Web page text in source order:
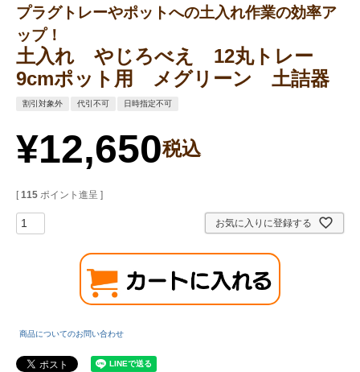
プラグトレーやポットへの土入れ作業の効率ア
ップ！
土入れ やじろべえ 12丸トレー
9cmポット用 メグリーン 土詰器
割引対象外 代引不可 日時指定不可
¥12,650税込
[ 115 ポイント進呈 ]
お気に入りに登録する
商品についてのお問い合わせ